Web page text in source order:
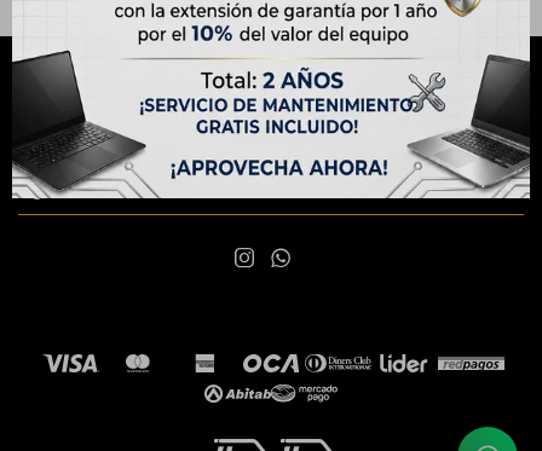
NEWSLETTER
¡Suscribite y recibí todas nuestras novedades!
SUSCRIBIRME
 